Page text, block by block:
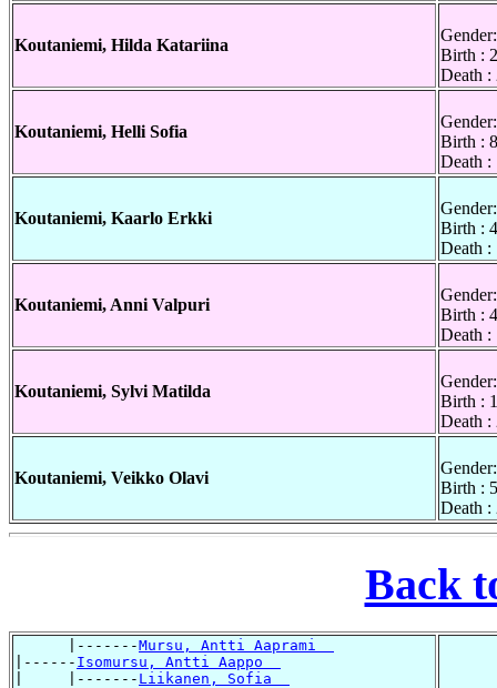
Koutaniemi, Hilda Katariina
Birth :
Death :
Koutaniemi, Helli Sofia
Birth :
Death :
Koutaniemi, Kaarlo Erkki
Birth :
Death :
Koutaniemi, Anni Valpuri
Birth :
Death :
Koutaniemi, Sylvi Matilda
Birth :
Death :
Koutaniemi, Veikko Olavi
Birth :
Death :
Back
      |-------
Mursu, Antti Aaprami
|------ Isomursu, Antti Aappo
|     |------- Liikanen, Sofia